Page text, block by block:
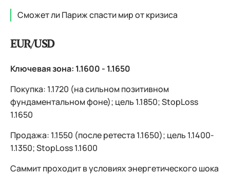
Сможет ли Париж спасти мир от кризиса
EUR/USD
Ключевая зона: 1.1600 - 1.1650
Покупка: 1.1720 (на сильном позитивном
фундаментальном фоне); цель 1.1850; StopLoss
1.1650
Продажа: 1.1550 (после ретеста 1.1650); цель 1.1400-
1.1350; StopLoss 1.1600
Саммит проходит в условиях энергетического шока